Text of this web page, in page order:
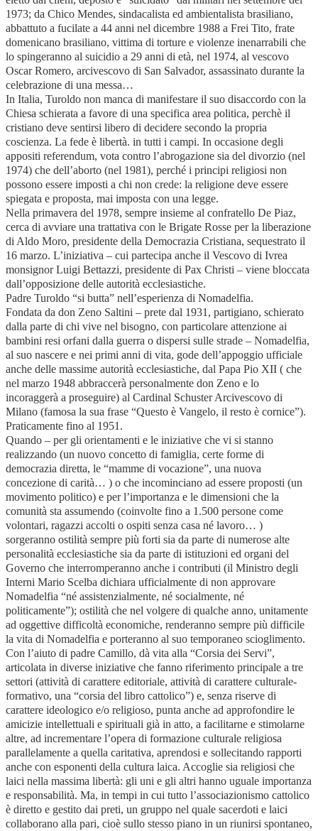
1973; da Chico Mendes, sindacalista ed ambientalista brasiliano,
abbattuto a fucilate a 44 anni nel dicembre 1988 a Frei Tito, frate
domenicano brasiliano, vittima di torture e violenze inenarrabili che
lo spingeranno al suicidio a 29 anni di età, nel 1974, al vescovo
Oscar Romero, arcivescovo di San Salvador, assassinato durante la
celebrazione di una messa…
In Italia, Turoldo non manca di manifestare il suo disaccordo con la
Chiesa schierata a favore di una specifica area politica, perchè il
cristiano deve sentirsi libero di decidere secondo la propria
coscienza. La fede è libertà. in tutti i campi. In occasione degli
appositi referendum, vota contro l’abrogazione sia del divorzio (nel
1974) che dell’aborto (nel 1981), perché i principi religiosi non
possono essere imposti a chi non crede: la religione deve essere
spiegata e proposta, mai imposta con una legge.
Nella primavera del 1978, sempre insieme al confratello De Piaz,
cerca di avviare una trattativa con le Brigate Rosse per la liberazione
di Aldo Moro, presidente della Democrazia Cristiana, sequestrato il
16 marzo. L’iniziativa – cui partecipa anche il Vescovo di Ivrea
monsignor Luigi Bettazzi, presidente di Pax Christi – viene bloccata
dall’opposizione delle autorità ecclesiastiche.
Padre Turoldo “si butta” nell’esperienza di Nomadelfia.
Fondata da don Zeno Saltini – prete dal 1931, partigiano, schierato
dalla parte di chi vive nel bisogno, con particolare attenzione ai
bambini resi orfani dalla guerra o dispersi sulle strade – Nomadelfia,
al suo nascere e nei primi anni di vita, gode dell’appoggio ufficiale
anche delle massime autorità ecclesiastiche, dal Papa Pio XII ( che
nel marzo 1948 abbraccerà personalmente don Zeno e lo
incoraggerà a proseguire) al Cardinal Schuster Arcivescovo di
Milano (famosa la sua frase “Questo è Vangelo, il resto è cornice”).
Praticamente fino al 1951.
Quando – per gli orientamenti e le iniziative che vi si stanno
realizzando (un nuovo concetto di famiglia, certe forme di
democrazia diretta, le “mamme di vocazione”, una nuova
concezione di carità… ) o che incominciano ad essere proposti (un
movimento politico) e per l’importanza e le dimensioni che la
comunità sta assumendo (coinvolte fino a 1.500 persone come
volontari, ragazzi accolti o ospiti senza casa né lavoro… )
sorgeranno ostilità sempre più forti sia da parte di numerose alte
personalità ecclesiastiche sia da parte di istituzioni ed organi del
Governo che interromperanno anche i contributi (il Ministro degli
Interni Mario Scelba dichiara ufficialmente di non approvare
Nomadelfia “né assistenzialmente, né socialmente, né
politicamente”); ostilità che nel volgere di qualche anno, unitamente
ad oggettive difficoltà economiche, renderanno sempre più difficile
la vita di Nomadelfia e porteranno al suo temporaneo scioglimento.
Con l’aiuto di padre Camillo, dà vita alla “Corsia dei Servi”,
articolata in diverse iniziative che fanno riferimento principale a tre
settori (attività di carattere editoriale, attività di carattere culturale-
formativo, una “corsia del libro cattolico”) e, senza riserve di
carattere ideologico e/o religioso, punta anche ad approfondire le
amicizie intellettuali e spirituali già in atto, a facilitarne e stimolarne
altre, ad incrementare l’opera di formazione culturale religiosa
parallelamente a quella caritativa, aprendosi e sollecitando rapporti
anche con esponenti della cultura laica. Accoglie sia religiosi che
laici nella massima libertà: gli uni e gli altri hanno uguale importanza
e responsabilità. Ma, in tempi in cui tutto l’associazionismo cattolico
è diretto e gestito dai preti, un gruppo nel quale sacerdoti e laici
collaborano alla pari, cioè sullo stesso piano in un riunirsi spontaneo,